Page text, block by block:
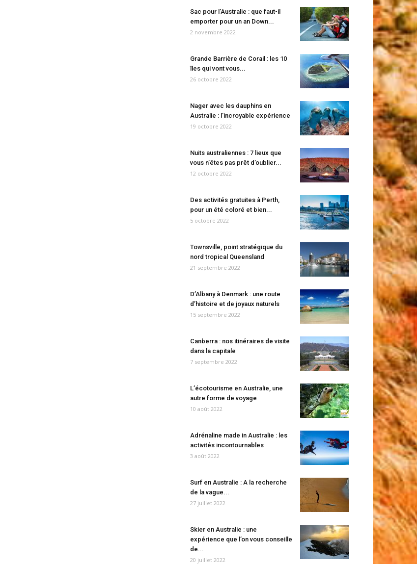
Sac pour l’Australie : que faut-il
emporter pour un an Down...
2 novembre 2022
Grande Barrière de Corail : les 10
îles qui vont vous...
26 octobre 2022
Nager avec les dauphins en
Australie : l’incroyable expérience
19 octobre 2022
Nuits australiennes : 7 lieux que
vous n’êtes pas prêt d’oublier...
12 octobre 2022
Des activités gratuites à Perth,
pour un été coloré et bien...
5 octobre 2022
Townsville, point stratégique du
nord tropical Queensland
21 septembre 2022
D’Albany à Denmark : une route
d’histoire et de joyaux naturels
15 septembre 2022
Canberra : nos itinéraires de visite
dans la capitale
7 septembre 2022
L’écotourisme en Australie, une
autre forme de voyage
10 août 2022
Adrénaline made in Australie : les
activités incontournables
3 août 2022
Surf en Australie : A la recherche
de la vague...
27 juillet 2022
Skier en Australie : une
expérience que l’on vous conseille
de...
20 juillet 2022